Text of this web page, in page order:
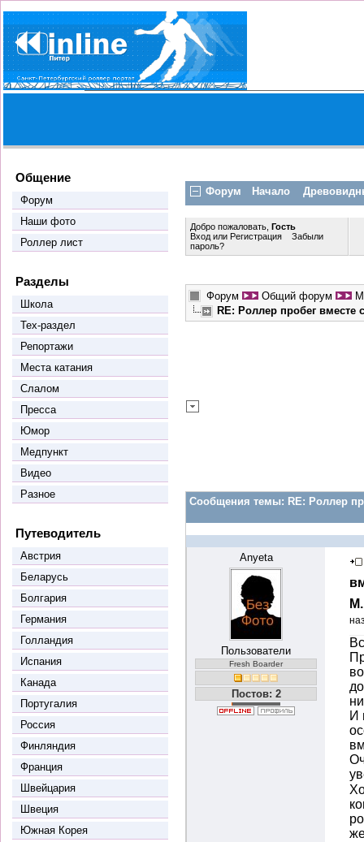
Общение
Форум
Наши фото
Роллер лист
Разделы
Школа
Тех-раздел
Репортажи
Места катания
Слалом
Пресса
Юмор
Медпункт
Видео
Разное
Путеводитель
Австрия
Беларусь
Болгария
Германия
Голландия
Испания
Канада
Португалия
Россия
Финляндия
Франция
Швейцария
Швеция
Южная Корея
Форум Начало
Добро пожаловать,Гость
Входили Регистрация
Забыли
пароль?
Форум Общий форум
RE: Роллер пробег
Сообщения темы: RE: Роллер
Anyeta
Пользователи
Fresh Boarder
Постов: 2
И